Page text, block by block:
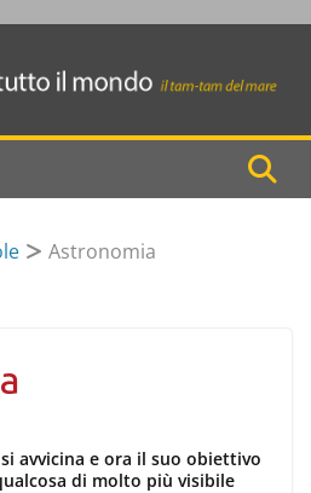
Astronomia
avvicina e ora il suo obiettivo
di molto più visibile